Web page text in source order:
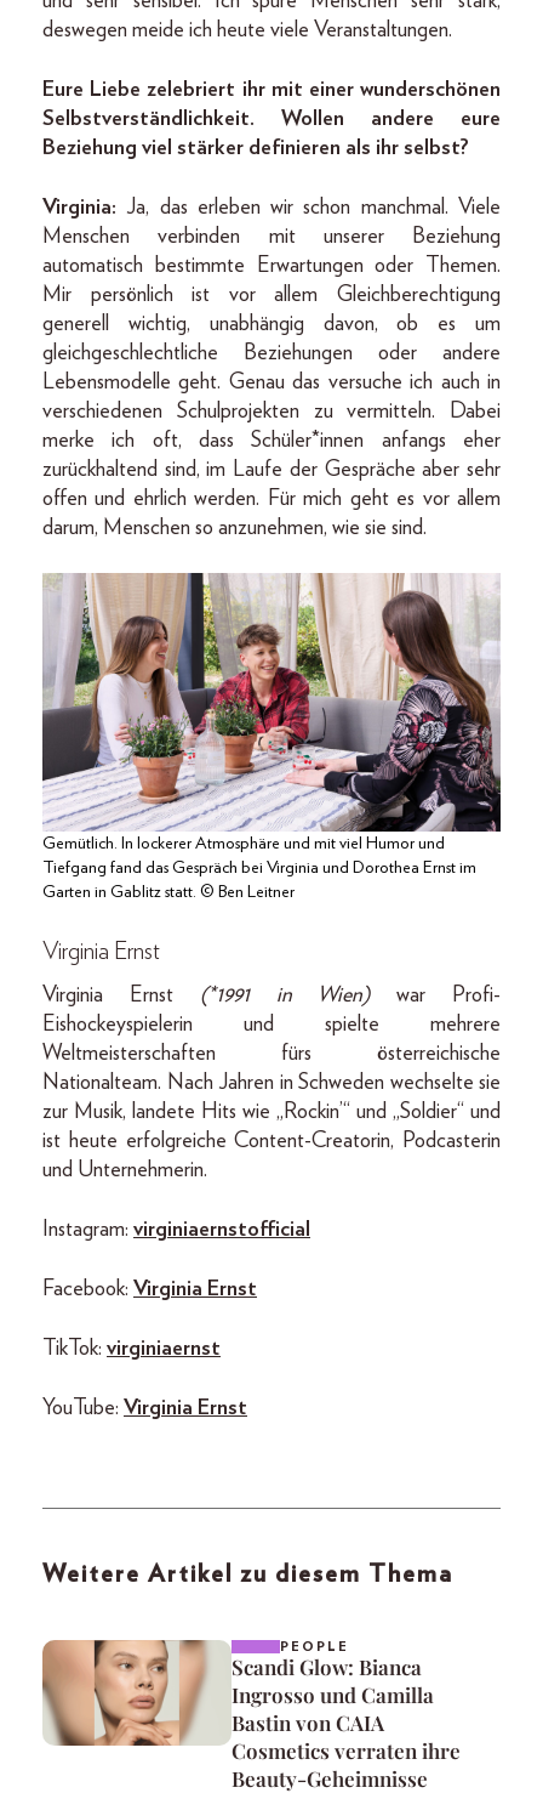
deswegen meide ich heute viele Veranstaltungen.
Eure Liebe zelebriert ihr mit einer wunderschönen
Selbstverständlichkeit. Wollen andere eure
Beziehung viel stärker definieren als ihr selbst?
Virginia: Ja, das erleben wir schon manchmal. Viele
Menschen verbinden mit unserer Beziehung
automatisch bestimmte Erwartungen oder Themen.
Mir persönlich ist vor allem Gleichberechtigung
generell wichtig, unabhängig davon, ob es um
gleichgeschlechtliche Beziehungen oder andere
Lebensmodelle geht. Genau das versuche ich auch in
verschiedenen Schulprojekten zu vermitteln. Dabei
merke ich oft, dass Schüler*innen anfangs eher
zurückhaltend sind, im Laufe der Gespräche aber sehr
offen und ehrlich werden. Für mich geht es vor allem
darum, Menschen so anzunehmen, wie sie sind.
Gemütlich. In lockerer Atmosphäre und mit viel Humor und
Tiefgang fand das Gespräch bei Virginia und Dorothea Ernst im
Garten in Gablitz statt. © Ben Leitner
Virginia Ernst
Virginia Ernst (*1991 in Wien)war Profi-
Eishockeyspielerin und spielte mehrere
Weltmeisterschaften fürs österreichische
Nationalteam. Nach Jahren in Schweden wechselte sie
zur Musik, landete Hits wie „Rockin’“ und „Soldier“ und
ist heute erfolgreiche Content-Creatorin, Podcasterin
und Unternehmerin.
Instagram: virginiaernstofficial
Facebook: Virginia Ernst
TikTok: virginiaernst
YouTube: Virginia Ernst
Weitere Artikel zu diesem Thema
PEOPLE
Scandi Glow: Bianca
Ingrosso und Camilla
Bastin von CAIA
Cosmetics verraten ihre
Beauty-Geheimnisse